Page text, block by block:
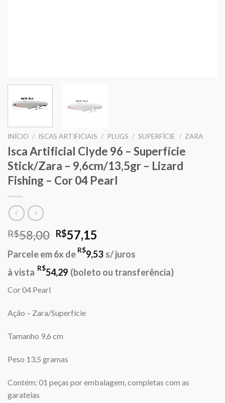
INÍCIO / ISCAS ARTIFICIAIS / PLUGS / SUPERFÍCIE / ZARA
Isca Artificial Clyde 96 – Superfície
Stick/Zara – 9,6cm/13,5gr – Lizard
Fishing – Cor 04 Pearl
R$58,00 O
preço
original
era:
R$57,15
atual
é:
Parcele em 6x de R$9,53 s/ juros
à vista R$54,29 (boleto ou transferência)
Cor 04 Pearl
Ação – Zara/Superfície
Tamanho 9,6 cm
Peso 13,5 gramas
Contém: 01 peças por embalagem, completas com as
garateias